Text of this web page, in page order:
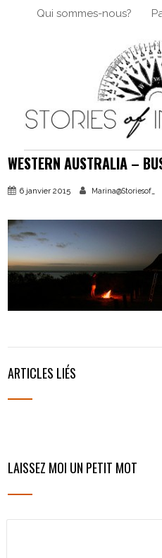
Qui sommes-nous?
WESTERN AUSTRALIA –
6 janvier 2015 Marina@Storiesof_
ARTICLES LIÉS
LAISSEZ MOI UN PETIT MOT